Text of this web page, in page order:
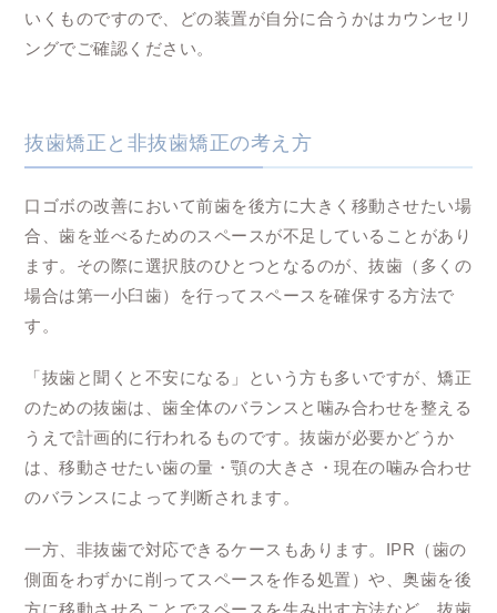
いくものですので、どの装置が自分に合うかはカウンセリ
ングでご確認ください。
抜歯矯正と非抜歯矯正の考え方
口ゴボの改善において前歯を後方に大きく移動させたい場
合、歯を並べるためのスペースが不足していることがあり
ます。その際に選択肢のひとつとなるのが、抜歯（多くの
場合は第一小臼歯）を行ってスペースを確保する方法で
す。
「抜歯と聞くと不安になる」という方も多いですが、矯正
のための抜歯は、歯全体のバランスと噛み合わせを整える
うえで計画的に行われるものです。抜歯が必要かどうか
は、移動させたい歯の量・顎の大きさ・現在の噛み合わせ
のバランスによって判断されます。
一方、非抜歯で対応できるケースもあります。IPR（歯の
側面をわずかに削ってスペースを作る処置）や、奥歯を後